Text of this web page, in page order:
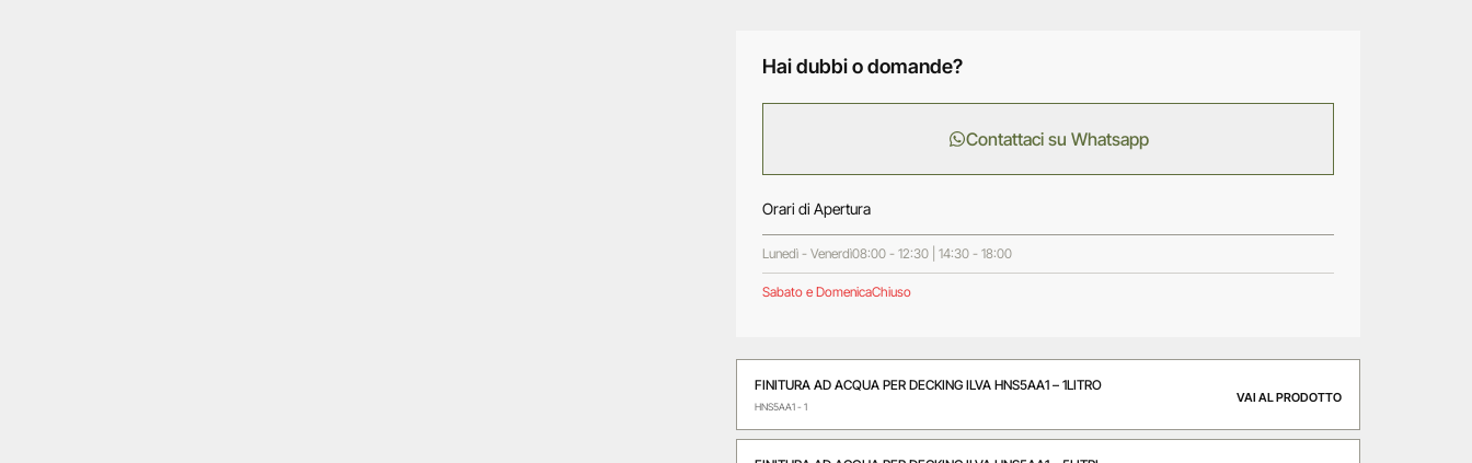
Hai dubbi o domande?
Contattaci su Whatsapp
Orari di Apertura
Lunedì - Venerdì08:00 - 12:30 | 14:30 - 18:00
Sabato e DomenicaChiuso
FINITURA AD ACQUA PER DECKING ILVA HNS5AA1 – 1LITRO
HNS5AA1 - 1
VAI AL PRODOTTO